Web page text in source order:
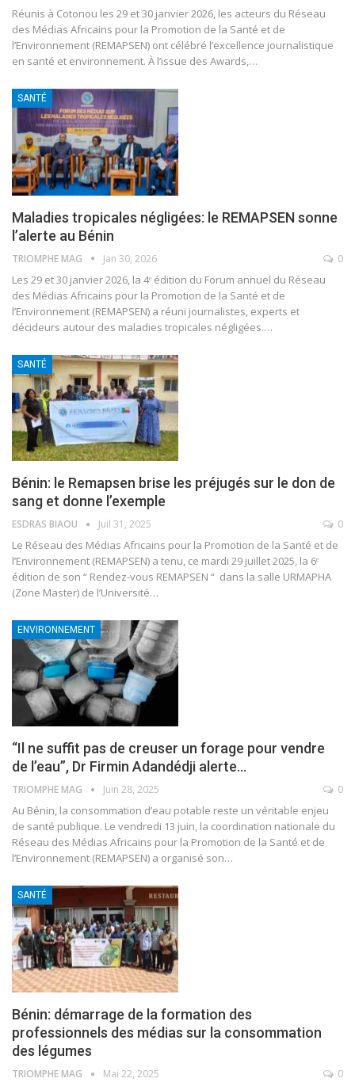
Réunis à Cotonou les 29 et 30 janvier 2026, les acteurs du Réseau
des Médias Africains pour la Promotion de la Santé et de
l’Environnement (REMAPSEN) ont célébré l’excellence journalistique
en santé et environnement. À l’issue des Awards,…
SANTÉ
Maladies tropicales négligées: le REMAPSEN sonne
l’alerte au Bénin
TRIOMPHE MAG Jan 30, 2026 0
Les 29 et 30 janvier 2026, la 4ᵉ édition du Forum annuel du Réseau
des Médias Africains pour la Promotion de la Santé et de
l’Environnement (REMAPSEN) a réuni journalistes, experts et
décideurs autour des maladies tropicales négligées.…
SANTÉ
Bénin: le Remapsen brise les préjugés sur le don de
sang et donne l’exemple
ESDRAS BIAOU Juil 31, 2025 0
Le Réseau des Médias Africains pour la Promotion de la Santé et de
l’Environnement (REMAPSEN) a tenu, ce mardi 29 juillet 2025, la 6ᵉ
édition de son “ Rendez-vous REMAPSEN “ dans la salle URMAPHA
(Zone Master) de l’Université…
ENVIRONNEMENT
“Il ne suffit pas de creuser un forage pour vendre
de l’eau”, Dr Firmin Adandédji alerte…
TRIOMPHE MAG Juin 28, 2025 0
Au Bénin, la consommation d’eau potable reste un véritable enjeu
de santé publique. Le vendredi 13 juin, la coordination nationale du
Réseau des Médias Africains pour la Promotion de la Santé et de
l’Environnement (REMAPSEN) a organisé son…
SANTÉ
Bénin: démarrage de la formation des
professionnels des médias sur la consommation
des légumes
TRIOMPHE MAG Mai 22, 2025 0